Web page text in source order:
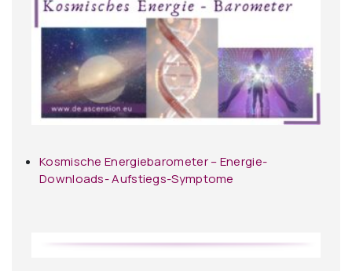
Kosmische Energiebarometer – Energie-
Downloads- Aufstiegs-Symptome